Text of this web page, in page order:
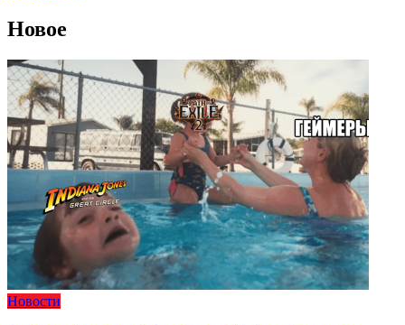
Новое
Новости